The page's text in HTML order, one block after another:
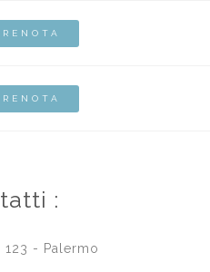
:
123 - Palermo